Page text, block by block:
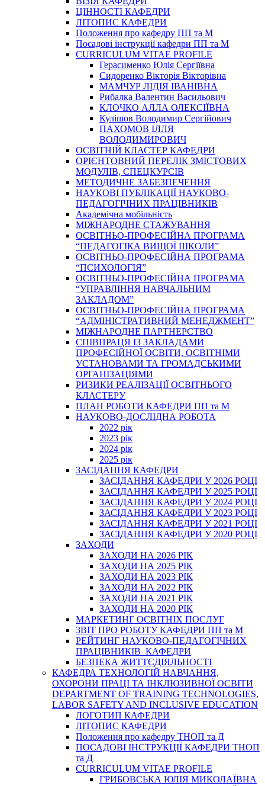
ЦІННОСТІ КАФЕДРИ
ЛІТОПИС КАФЕДРИ
Положення про кафедру ПП та М
Посадові інструкції кафедри ПП та М
CURRICULUM VITAE PROFILE
Герасименко Юлія Сергіївна
Сидоренко Вікторія Вікторівна
МАМЧУР ЛІДІЯ ІВАНІВНА
Рибалка Валентин Васильович
КЛОЧКО АЛЛА ОЛЕКСІЇВНА
Кулішов Володимир Сергійович
ПАХОМОВ ІЛЛЯ
ВОЛОДИМИРОВИЧ
ОСВІТНІЙ КЛАСТЕР КАФЕДРИ
ОРІЄНТОВНИЙ ПЕРЕЛІК ЗМІСТОВИХ
МОДУЛІВ, СПЕЦКУРСІВ
МЕТОДИЧНЕ ЗАБЕЗПЕЧЕННЯ
НАУКОВІ ПУБЛІКАЦІЇ НАУКОВО-
ПЕДАГОГІЧНИХ ПРАЦІВНИКІВ
Академічна мобільність
МІЖНАРОДНЕ СТАЖУВАННЯ
ОСВІТНЬО-ПРОФЕСІЙНА ПРОГРАМА
“ПЕДАГОГІКА ВИЩОЇ ШКОЛИ”
ОСВІТНЬО-ПРОФЕСІЙНА ПРОГРАМА
“ПСИХОЛОГІЯ”
ОСВІТНЬО-ПРОФЕСІЙНА ПРОГРАМА
“УПРАВЛІННЯ НАВЧАЛЬНИМ
ЗАКЛАДОМ”
ОСВІТНЬО-ПРОФЕСІЙНА ПРОГРАМА
“АДМІНІСТРАТИВНИЙ МЕНЕДЖМЕНТ”
МІЖНАРОДНЕ ПАРТНЕРСТВО
СПІВПРАЦЯ ІЗ ЗАКЛАДАМИ
ПРОФЕСІЙНОЇ ОСВІТИ, ОСВІТНІМИ
УСТАНОВАМИ ТА ГРОМАДСЬКИМИ
ОРГАНІЗАЦІЯМИ
РИЗИКИ РЕАЛІЗАЦІЇ ОСВІТНЬОГО
КЛАСТЕРУ
ПЛАН РОБОТИ КАФЕДРИ ПП та М
НАУКОВО-ДОСЛІДНА РОБОТА
2022 рік
2023 рік
2024 рік
2025 рік
ЗАСІДАННЯ КАФЕДРИ
ЗАСІДАННЯ КАФЕДРИ У 2026 РОЦІ
ЗАСІДАННЯ КАФЕДРИ У 2025 РОЦІ
ЗАСІДАННЯ КАФЕДРИ У 2024 РОЦІ
ЗАСІДАННЯ КАФЕДРИ У 2023 РОЦІ
ЗАСІДАННЯ КАФЕДРИ У 2021 РОЦІ
ЗАСІДАННЯ КАФЕДРИ У 2020 РОЦІ
ЗАХОДИ
ЗАХОДИ НА 2026 РІК
ЗАХОДИ НА 2025 РІК
ЗАХОДИ НА 2023 РІК
ЗАХОДИ НА 2022 РІК
ЗАХОДИ НА 2021 РІК
ЗАХОДИ НА 2020 РІК
МАРКЕТИНГ ОСВІТНІХ ПОСЛУГ
3BIT ПРО РОБОТУ КАФЕДРИ ПП та М
РЕЙТИНГ НАУКОВО-ПЕДАГОГІЧНИХ
ПРАЦІВНИКІВ КАФЕДРИ
БЕЗПЕКА ЖИТТЄДІЯЛЬНОСТІ
КАФЕДРА ТЕХНОЛОГІЙ НАВЧАННЯ,
ОХОРОНИ ПРАЦІ ТА ІНКЛЮЗИВНОЇ ОСВІТИ
DEPARTMENT OF TRAINING TECHNOLOGIES,
LABOR SAFETY AND INCLUSIVE EDUCATION
ЛОГОТИП КАФЕДРИ
ЛІТОПИС КАФЕДРИ
Положення про кафедру ТНОП та Д
ПОСАДОВІ ІНСТРУКЦІЇ КАФЕДРИ ТНОП
та Д
CURRICULUM VITAE PROFILE
ГРИБОВСЬКА ЮЛІЯ МИКОЛАЇВНА